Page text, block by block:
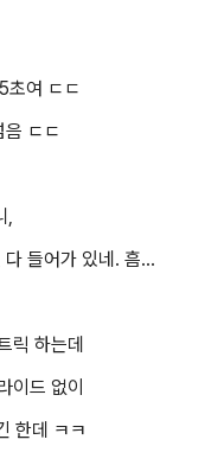
초여 ㄷㄷ
ㄷㄷ
,
들어가 있네. 흠...
릭 하는데
이드 없이
한데 ㅋㅋ